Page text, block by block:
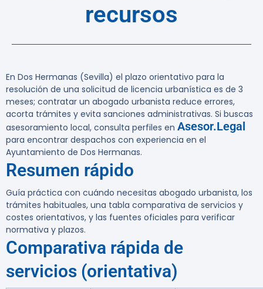
recursos
En Dos Hermanas (Sevilla) el plazo orientativo para la
resolución de una solicitud de licencia urbanística es de 3
meses; contratar un abogado urbanista reduce errores,
acorta trámites y evita sanciones administrativas. Si buscas
asesoramiento local, consulta perfiles en Asesor.Legal
para encontrar despachos con experiencia en el
Ayuntamiento de Dos Hermanas.
Resumen rápido
Guía práctica con cuándo necesitas abogado urbanista, los
trámites habituales, una tabla comparativa de servicios y
costes orientativos, y las fuentes oficiales para verificar
normativa y plazos.
Comparativa rápida de
servicios (orientativa)